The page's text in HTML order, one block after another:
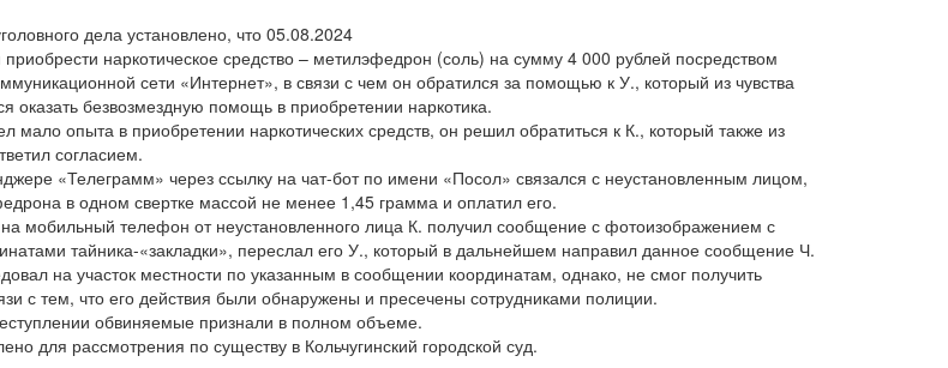
дела установлено, что 05.08.2024
наркотическое средство – метилэфедрон (соль) на сумму 4 000 рублей посредством
сети «Интернет», в связи с чем он обратился за помощью к У., который из чувства
оказать безвозмездную помощь в приобретении наркотика.
мало опыта в приобретении наркотических средств, он решил обратиться к К., который также из
согласием.
«Телеграмм» через ссылку на чат-бот по имени «Посол» связался с неустановленным лицом,
в одном свертке массой не менее 1,45 грамма и оплатил его.
мобильный телефон от неустановленного лица К. получил сообщение с фотоизображением с
тайника-«закладки», переслал его У., который в дальнейшем направил данное сообщение Ч.
на участок местности по указанным в сообщении координатам, однако, не смог получить
с тем, что его действия были обнаружены и пресечены сотрудниками полиции.
обвиняемые признали в полном объеме.
для рассмотрения по существу в Кольчугинский городской суд.